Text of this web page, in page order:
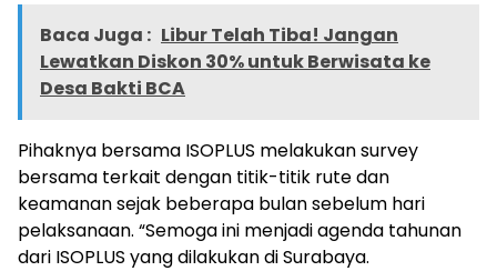
Baca Juga : Libur Telah Tiba! Jangan
Lewatkan Diskon 30% untuk Berwisata ke
Desa Bakti BCA
Pihaknya bersama ISOPLUS melakukan survey
bersama terkait dengan titik-titik rute dan
keamanan sejak beberapa bulan sebelum hari
pelaksanaan. “Semoga ini menjadi agenda tahunan
dari ISOPLUS yang dilakukan di Surabaya.